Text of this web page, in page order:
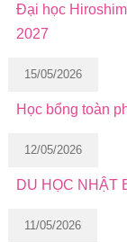
Đại học
2027
15/05/2026
Học bổng toàn
12/05/2026
DU HỌC NHẬT
11/05/2026